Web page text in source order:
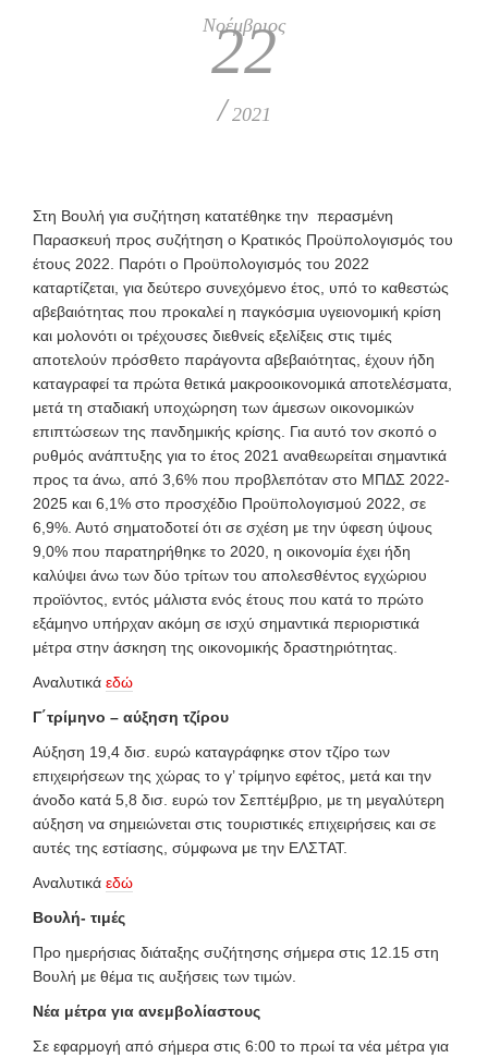
Νοέμβριος
22
/ 2021
Στη Βουλή για συζήτηση κατατέθηκε την περασμένη
Παρασκευή προς συζήτηση ο Κρατικός Προϋπολογισμός του
έτους 2022. Παρότι ο Προϋπολογισμός του 2022
καταρτίζεται, για δεύτερο συνεχόμενο έτος, υπό το καθεστώς
αβεβαιότητας που προκαλεί η παγκόσμια υγειονομική κρίση
και μολονότι οι τρέχουσες διεθνείς εξελίξεις στις τιμές
αποτελούν πρόσθετο παράγοντα αβεβαιότητας, έχουν ήδη
καταγραφεί τα πρώτα θετικά μακροοικονομικά αποτελέσματα,
μετά τη σταδιακή υποχώρηση των άμεσων οικονομικών
επιπτώσεων της πανδημικής κρίσης. Για αυτό τον σκοπό ο
ρυθμός ανάπτυξης για το έτος 2021 αναθεωρείται σημαντικά
προς τα άνω, από 3,6% που προβλεπόταν στο ΜΠΔΣ 2022-
2025 και 6,1% στο προσχέδιο Προϋπολογισμού 2022, σε
6,9%. Αυτό σηματοδοτεί ότι σε σχέση με την ύφεση ύψους
9,0% που παρατηρήθηκε το 2020, η οικονομία έχει ήδη
καλύψει άνω των δύο τρίτων του απολεσθέντος εγχώριου
προϊόντος, εντός μάλιστα ενός έτους που κατά το πρώτο
εξάμηνο υπήρχαν ακόμη σε ισχύ σημαντικά περιοριστικά
μέτρα στην άσκηση της οικονομικής δραστηριότητας.
Αναλυτικά εδώ
Γ΄τρίμηνο – αύξηση τζίρου
Αύξηση 19,4 δισ. ευρώ καταγράφηκε στον τζίρο των
επιχειρήσεων της χώρας το γ’ τρίμηνο εφέτος, μετά και την
άνοδο κατά 5,8 δισ. ευρώ τον Σεπτέμβριο, με τη μεγαλύτερη
αύξηση να σημειώνεται στις τουριστικές επιχειρήσεις και σε
αυτές της εστίασης, σύμφωνα με την ΕΛΣΤΑΤ.
Αναλυτικά εδώ
Βουλή- τιμές
Προ ημερήσιας διάταξης συζήτησης σήμερα στις 12.15 στη
Βουλή με θέμα τις αυξήσεις των τιμών.
Νέα μέτρα για ανεμβολίαστους
Σε εφαρμογή από σήμερα στις 6:00 το πρωί τα νέα μέτρα για